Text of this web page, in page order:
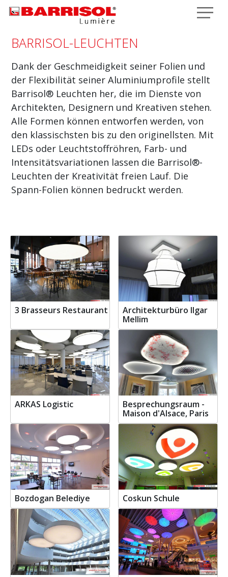
Direkt zum Inhalt
BARRISOL-LEUCHTEN
Dank der Geschmeidigkeit seiner Folien und
der Flexibilität seiner Aluminiumprofile stellt
Barrisol® Leuchten her, die im Dienste von
Architekten, Designern und Kreativen stehen.
Alle Formen können entworfen werden, von
den klassischsten bis zu den originellsten. Mit
LEDs oder Leuchtstoffröhren, Farb- und
Intensitätsvariationen lassen die Barrisol®-
Leuchten der Kreativität freien Lauf. Die
Spann-Folien können bedruckt werden.
3 Brasseurs Restaurant
Architekturbüro Ilgar
Mellim
ARKAS Logistic
Besprechungsraum -
Maison d'Alsace, Paris
Bozdogan Belediye Coskun Schule